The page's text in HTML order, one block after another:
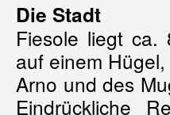
Die Stadt
Fiesole liegt
auf einem
Arno und des
Eindrückliche